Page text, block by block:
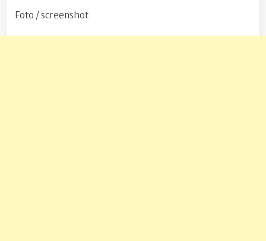
Foto / screenshot